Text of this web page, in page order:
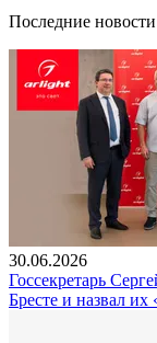
Последние новости
30.06.2026
Госсекретарь
Бресте и назвал